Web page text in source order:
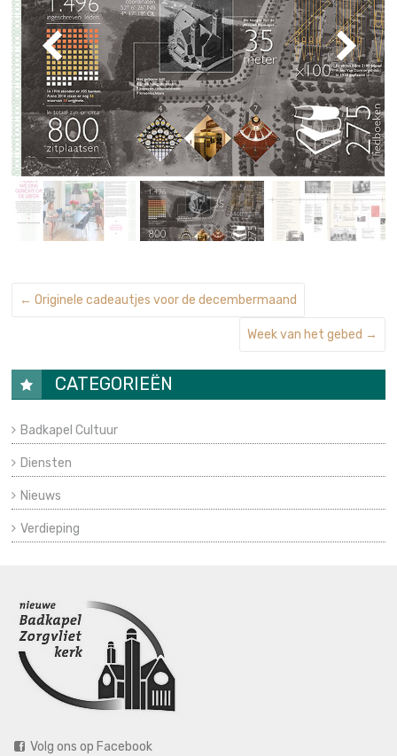
← Originele cadeautjes voor de decembermaand
Week van het gebed →
CATEGORIEËN
Badkapel Cultuur
Diensten
Nieuws
Verdieping
Volg ons op Facebook